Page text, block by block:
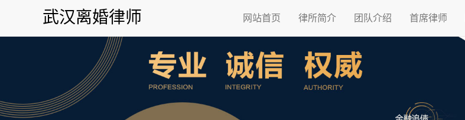
武汉离婚律师 网站首页 律所简介 团队介绍 首席律师